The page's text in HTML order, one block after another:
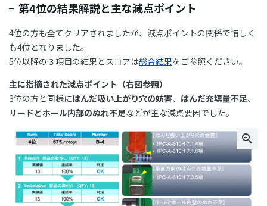
第4位の結果解説と主な減点ポイント
4位の方も全てクリアされましたが、減点ポイントの関係で惜しく
も4位となりました。
5位以降の３項目の結果とスコアは総合結果をご参照ください。
主に指摘された減点ポイント（右図参照）
3位の方と同様にはんだ吸い上がり穴の妨害、 はんだ充填量不足、
リードとホール内部のぬれ不足などが主な減点要因でした。